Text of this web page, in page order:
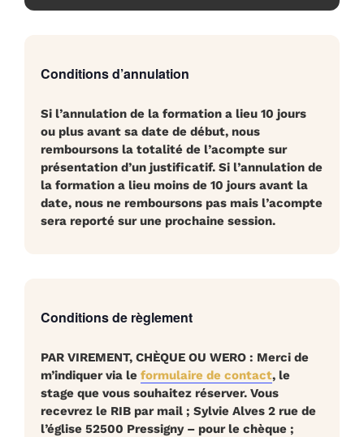
Conditions d’annulation
Si l’annulation de la formation a lieu 10 jours
ou plus avant sa date de début, nous
remboursons la totalité de l’acompte sur
présentation d’un justificatif. Si l’annulation de
la formation a lieu moins de 10 jours avant la
date, nous ne remboursons pas mais l’acompte
sera reporté sur une prochaine session.
Conditions de règlement
PAR VIREMENT, CHÈQUE OU WERO: Merci de
m’indiquer via le formulaire de contact, le
stage que vous souhaitez réserver. Vous
recevrez le RIB par mail ; Sylvie Alves 2 rue de
l’église 52500 Pressigny – pour le chèque ;